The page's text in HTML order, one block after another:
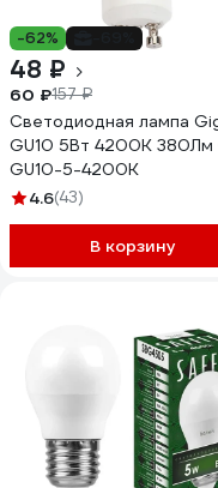
-62%
48 ₽
60 ₽157 ₽
Светодиодная лампа
GU10 5Вт 4200K 380Лм
GU10-5-4200K
4.6(43)
В корзину